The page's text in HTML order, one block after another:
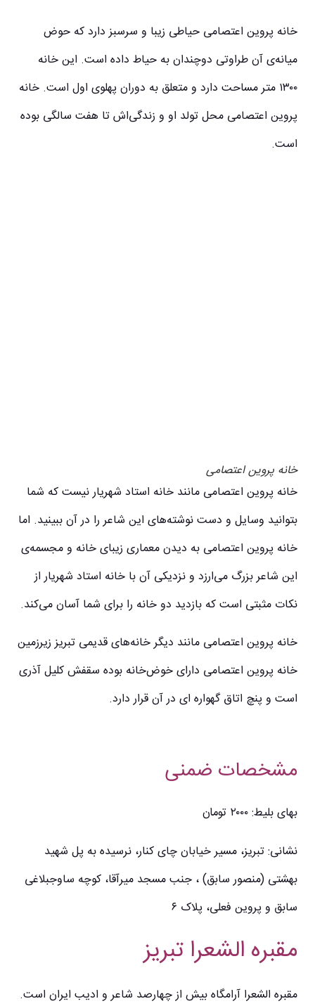
خانه پروین اعتصامی حیاطی زیبا و سرسبز دارد که حوض
میانه‌ی آن طراوتی دوچندان به حیاط داده است. این خانه
۱۳۰۰ متر مساحت دارد و متعلق به دوران پهلوی اول است. خانه
پروین اعتصامی محل تولد او و زندگی‌اش تا هفت سالگی بوده
است.
خانه پروین اعتصامی
خانه پروین اعتصامی مانند خانه استاد شهریار نیست که شما
بتوانید وسایل و دست نوشته‌های این شاعر را در آن ببینید. اما
خانه پروین اعتصامی به دیدن معماری زیبای خانه و مجسمه‌ی
این شاعر بزرگ می‌ارزد و نزدیکی آن با خانه استاد شهریار از
نکات مثبتی است که بازدید دو خانه را برای شما آسان می‌کند.
خانه پروین اعتصامی مانند دیگر خانه‌های قدیمی تبریز زیرزمین
خانه پروین اعتصامی دارای خوض‌خانه بوده سقفش کلیل آذری
است و پنچ اتاق گهواره ای در آن قرار دارد.
مشخصات ضمنی
بهای بلیط: ۲۰۰۰ تومان
نشانی: تبریز، مسیر خیابان چای کنار، نرسیده به پل شهید
بهشتی (منصور سابق) ، جنب مسجد میرآقا، کوچه ساوجبلاغی
سابق و پروین فعلی، پلاک ۶
مقبره الشعرا تبریز
مقبره الشعرا آرامگاه بیش از چهارصد شاعر و ادیب ایران است.